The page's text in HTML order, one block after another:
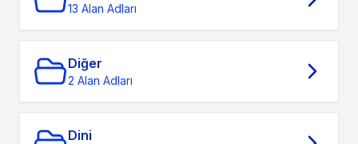
13 Alan Adları
Diğer
2 Alan Adları
Dini